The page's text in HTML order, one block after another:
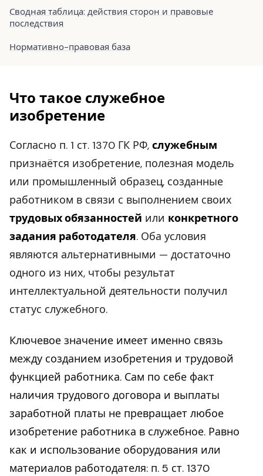
Сводная таблица: действия сторон и правовые
последствия
Нормативно-правовая база
Что такое служебное
изобретение
Согласно п. 1 ст. 1370 ГК РФ, служебным
признаётся изобретение, полезная модель
или промышленный образец, созданные
работником в связи с выполнением своих
трудовых обязанностей или конкретного
задания работодателя. Оба условия
являются альтернативными — достаточно
одного из них, чтобы результат
интеллектуальной деятельности получил
статус служебного.
Ключевое значение имеет именно связь
между созданием изобретения и трудовой
функцией работника. Сам по себе факт
наличия трудового договора и выплаты
заработной платы не превращает любое
изобретение работника в служебное. Равно
как и использование оборудования или
материалов работодателя: п. 5 ст. 1370